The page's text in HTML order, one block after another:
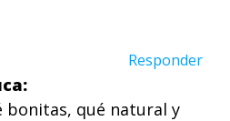
Responder
bonitas, qué natural y